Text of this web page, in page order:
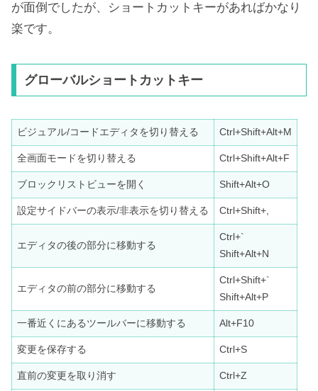
が面倒でしたが、ショートカットキーがあればかなり
楽です。
グローバルショートカットキー
ビジュアル/コードエディタを切り替える Ctrl+Shift+Alt+M
全画面モードを切り替える Ctrl+Shift+Alt+F
ブロックリストビューを開く Shift+Alt+O
設定サイドバーの表示/非表示を切り替える Ctrl+Shift+,
エディタの後の部分に移動する
Ctrl+`
Shift+Alt+N
エディタの前の部分に移動する
Ctrl+Shift+`
Shift+Alt+P
一番近くにあるツールバーに移動する Alt+F10
変更を保存する Ctrl+S
直前の変更を取り消す Ctrl+Z